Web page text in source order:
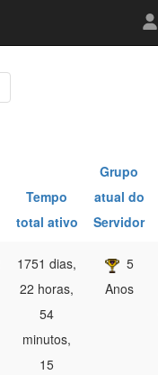
Tempo
total ativo
Grupo
atual do
Servidor
1751 dias,
22 horas,
54
minutos,
15
5
Anos